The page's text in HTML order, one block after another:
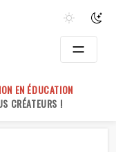
EN ÉDUCATION
CRÉATEURS !